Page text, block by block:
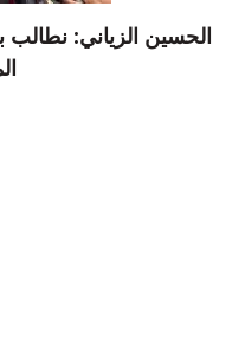
الحسين الزياني: